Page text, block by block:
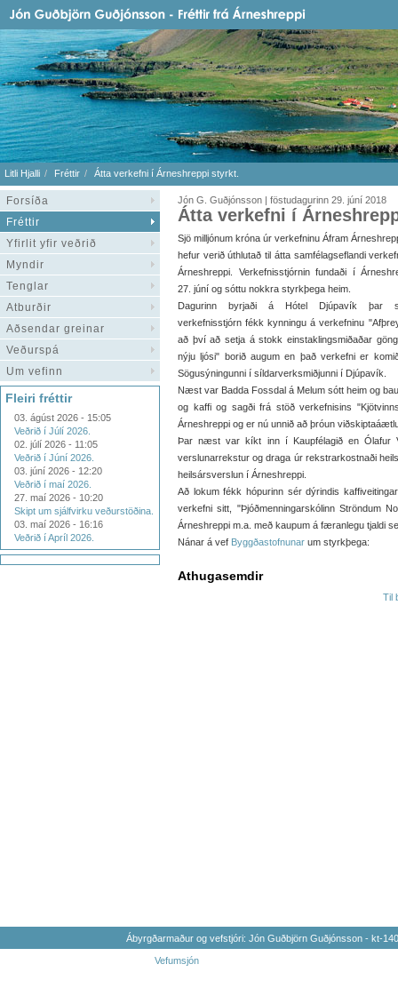
Litli Hjalli Fréttir Átta verkefni í Árneshreppi styrkt.
Forsíða
Fréttir
Yfirlit yfir veðrið
Myndir
Tenglar
Atburðir
Aðsendar greinar
Veðurspá
Um vefinn
Fleiri fréttir
03. ágúst 2026 - 15:05
Veðrið í Júlí 2026.
02. júlí 2026 - 11:05
Veðrið í Júní 2026.
03. júní 2026 - 12:20
Veðrið í maí 2026.
27. maí 2026 - 10:20
Skipt um sjálfvirku veðurstöðina.
03. maí 2026 - 16:16
Veðrið í Apríl 2026.
Jón G. Guðjónsson | föstudagurinn 29. júní 2018
Átta verkefni í
Sjö milljónum króna úr verkefninu Áfram
hefur verið úthlutað til átta samfélagseflandi
Árneshreppi. Verkefnisstjórnin fundaði í
27. júní og sóttu nokkra styrkþega heim.
Dagurinn byrjaði á Hótel Djúpavík þar
verkefnisstjórn fékk kynningu á verkefninu
að því að setja á stokk einstaklingsmiðaðar
nýju ljósi" borið augum en það verkefni er
Sögusýningunni í síldarverksmiðjunni í Djúpavík.
Næst var Badda Fossdal á Melum sótt heim og
og kaffi og sagði frá stöð verkefnisins
Árneshreppi og er nú unnið að þróun
Þar næst var kíkt inn í Kaupfélagið en Ólafur
verslunarrekstur og draga úr rekstrarkostnaði
heilsársverslun í Árneshreppi.
Að lokum fékk hópurinn sér dýrindis
verkefni sitt, "Þjóðmenningarskólinn Ströndum
Árneshreppi m.a. með kaupum á færanlegu tjaldi
Nánar á vef Byggðastofnunar um styrkþega:
Athugasemdir
Til
Ábyrgðarmaður og vefstjóri: Jón Guðbjörn Guðjónsson - kt-
Vefumsjón